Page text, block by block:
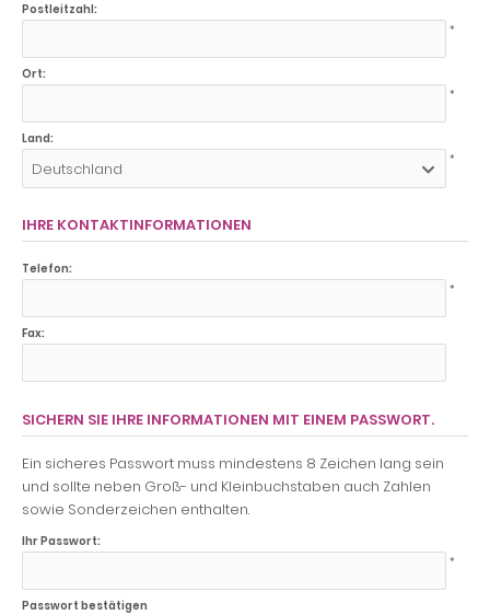
Postleitzahl:
*
Ort:
*
Land:
Deutschland *
IHRE KONTAKTINFORMATIONEN
Telefon:
*
Fax:
SICHERN SIE IHRE INFORMATIONEN MIT EINEM PASSWORT.
Ein sicheres Passwort muss mindestens 8 Zeichen lang sein
und sollte neben Groß- und Kleinbuchstaben auch Zahlen
sowie Sonderzeichen enthalten.
Ihr Passwort:
*
Passwort bestätigen